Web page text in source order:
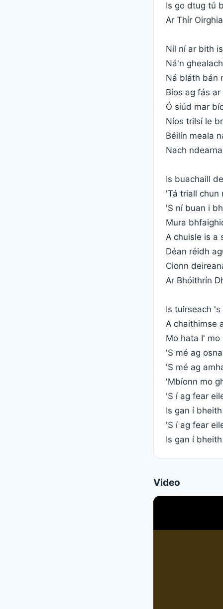
Is go dtug tú
Ar Thír
Níl ní ar bith
Ná'n
Ná bláth bán
Bíos ag fás
Ó siúd mar
Níos trilsí le
Béilín meala
Nach
Is buachaill
'Tá triall chun
'S ní buan i
Mura
A chuisle is a
Déan réidh
Cionn
Ar Bhóithrín
Is tuirseach
A chaithimse
Mo hata I' mo
'S mé ag
'S mé ag
'Mbíonn mo
'S í ag fear
Is gan í
'S í ag fear
Is gan í
Video